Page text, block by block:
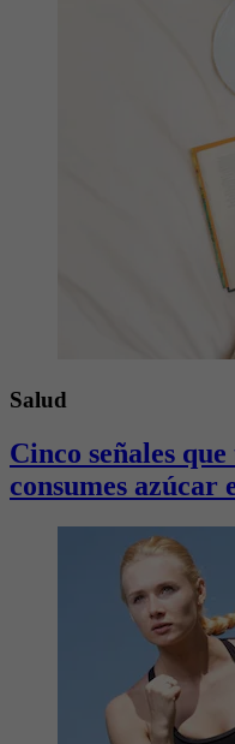
Salud
Cinco señales
consumes azúcar